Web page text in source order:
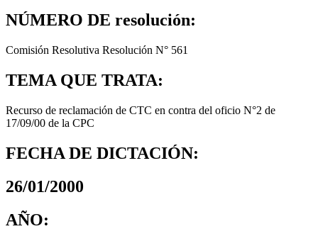
NÚMERO DE resolución:
Comisión Resolutiva Resolución N° 561
TEMA QUE TRATA:
Recurso de reclamación de CTC en contra del oficio N°2 de
17/09/00 de la CPC
FECHA DE DICTACIÓN:
26/01/2000
AÑO: